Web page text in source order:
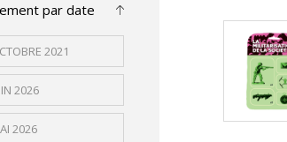
par date
2021
2026
2026